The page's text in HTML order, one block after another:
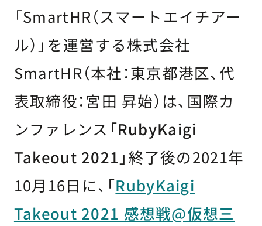
「SmartHR（スマートエイチアー
ル）」を運営する株式会社
SmartHR（本社：東京都港区、代
表取締役：宮田 昇始）は、国際カ
ンファレンス「RubyKaigi
Takeout 2021 」終了後の2021年
10月16日に、「RubyKaigi
Takeout 2021 感想戦@仮想三